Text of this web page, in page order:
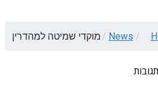
/
News
/ מוקדי שמיטה למהדרין